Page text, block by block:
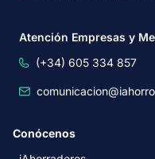
Atención Empresas y
(+34) 605 334 857
Conócenos